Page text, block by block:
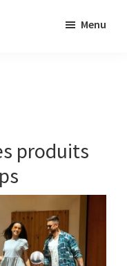
Menu
produits